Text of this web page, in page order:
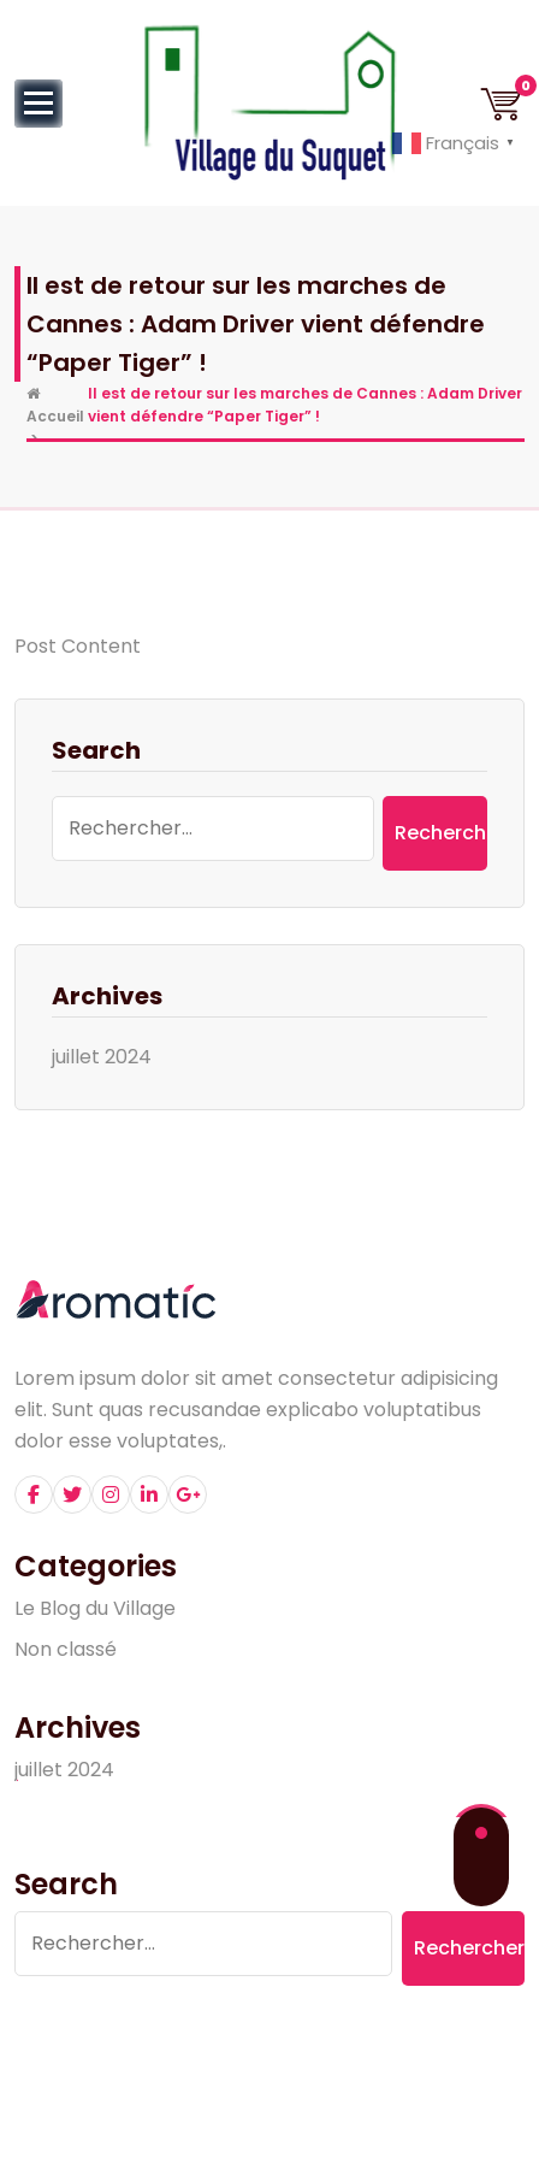
0
Il est de retour sur les marches de
Cannes : Adam Driver vient défendre
“Paper Tiger” !
Accueil
>
Il est de retour sur les marches de Cannes : Adam Driver
vient défendre “Paper Tiger” !
Post Content
Search
Archives
juillet 2024
Lorem ipsum dolor sit amet consectetur adipisicing
elit. Sunt quas recusandae explicabo voluptatibus
dolor esse voluptates,.
Categories
Le Blog du Village
Non classé
Archives
juillet 2024
Search
Français ▼